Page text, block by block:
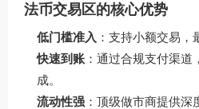
法币交易区的核心优势
低门槛准入 ：支持小额交易，
快速到账 ：通过合规支付渠
成。
流动性强 ：顶级做市商提供深